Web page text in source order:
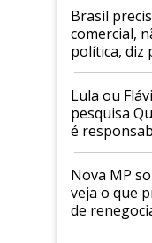
Brasil
comercial,
política, diz
Faesp
Lula ou
pesquisa
é
tarifaço dos
Nova MP
veja o que
de